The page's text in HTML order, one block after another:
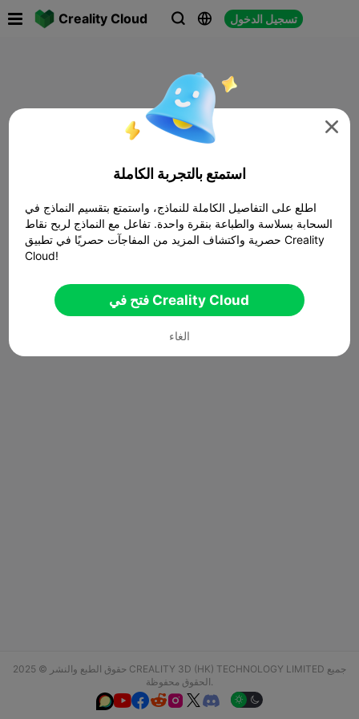
Creality Cloud   تسجيل الدخول
حقوق الطبع والنشر © 2025 CREALITY 3D (HK) TECHNOLOGY LIMITED جميع
الحقوق محفوظة.
  

استمتع بالتجربة الكاملة
اطلع على التفاصيل الكاملة للنماذج، واستمتع بتقسيم النماذج في
السحابة بسلاسة والطباعة بنقرة واحدة. تفاعل مع النماذج لربح نقاط
حصرية واكتشاف المزيد من المفاجآت حصريًا في تطبيق Creality
Cloud!
فتح في Creality Cloud
الغاء